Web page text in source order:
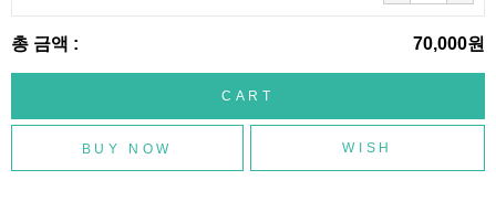
총 금액 : 70,000원
WISH